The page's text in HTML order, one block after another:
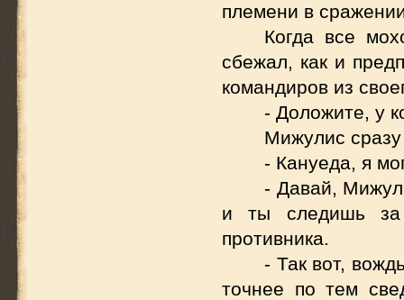
племени в
Когда все
сбежал, как и
командиров из
- Доложите, у
Мижулис
- Кануеда, я
- Давай,
и ты следишь
противника.
- Так вот,
точнее по тем